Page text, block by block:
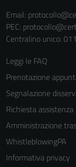
Email:
PEC:
Centralino unico:
Leggi le FAQ
Prenotazione
Segnalazione
Richiesta assistenza
Amministrazione
WhistleblowingPA
Informativa privacy